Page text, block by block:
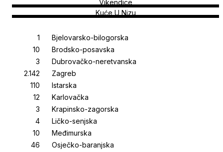
Vikendice
Kuće U Nizu
Bjelovarsko-bilogorska
Brodsko-posavska
Dubrovačko-neretvanska
Zagreb
Istarska
Karlovačka
Krapinsko-zagorska
Ličko-senjska
Međimurska
Osječko-baranjska